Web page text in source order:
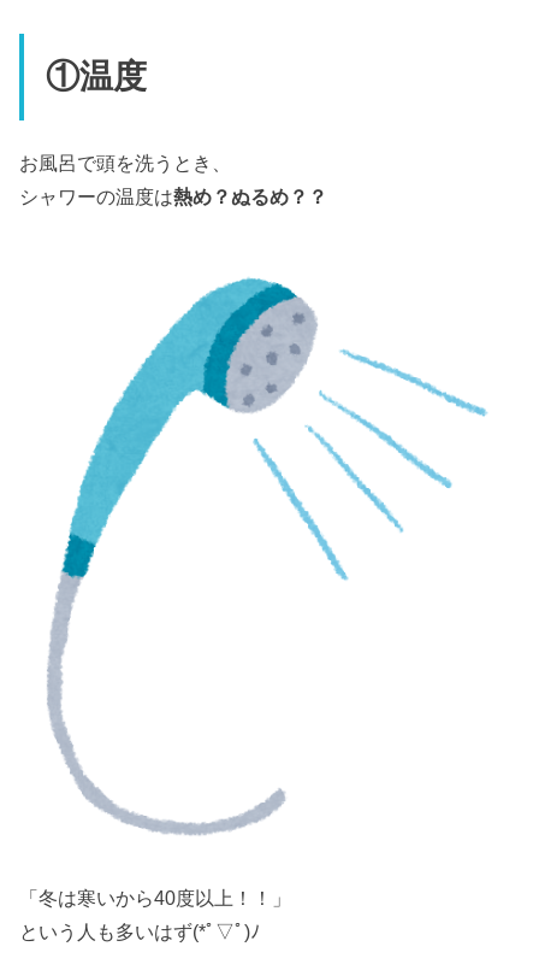
①温度
お風呂で頭を洗うとき、
シャワーの温度は熱め？ぬるめ？？
「冬は寒いから40度以上！！」
という人も多いはず(*ﾟ▽ﾟ)ﾉ